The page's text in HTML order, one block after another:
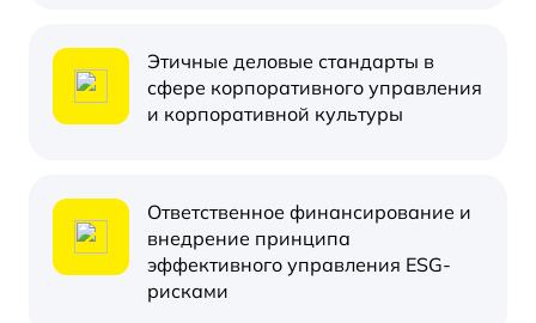
Этичные деловые стандарты в
сфере корпоративного управления
и корпоративной культуры
Ответственное финансирование и
внедрение принципа
эффективного управления ESG-
рисками